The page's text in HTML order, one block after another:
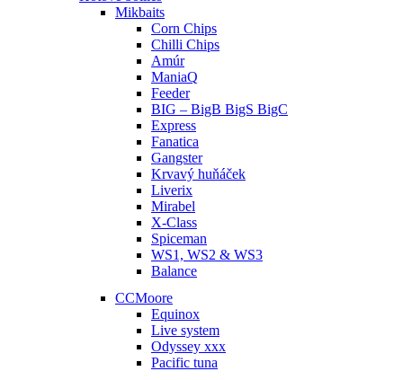
Mikbaits
Corn Chips
Chilli Chips
Amúr
ManiaQ
Feeder
BIG – BigB BigS BigC
Express
Fanatica
Gangster
Krvavý huňáček
Liverix
Mirabel
X-Class
Spiceman
WS1, WS2 & WS3
Balance
CCMoore
Equinox
Live system
Odyssey xxx
Pacific tuna